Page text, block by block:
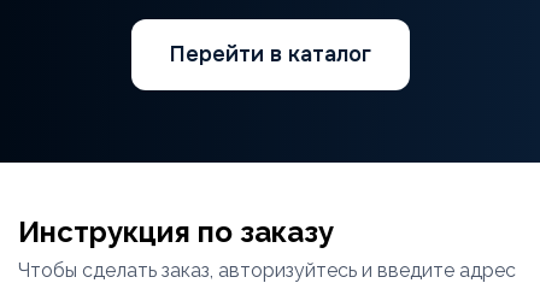
Перейти в каталог
Инструкция по заказу
Чтобы сделать заказ, авторизуйтесь и введите адрес